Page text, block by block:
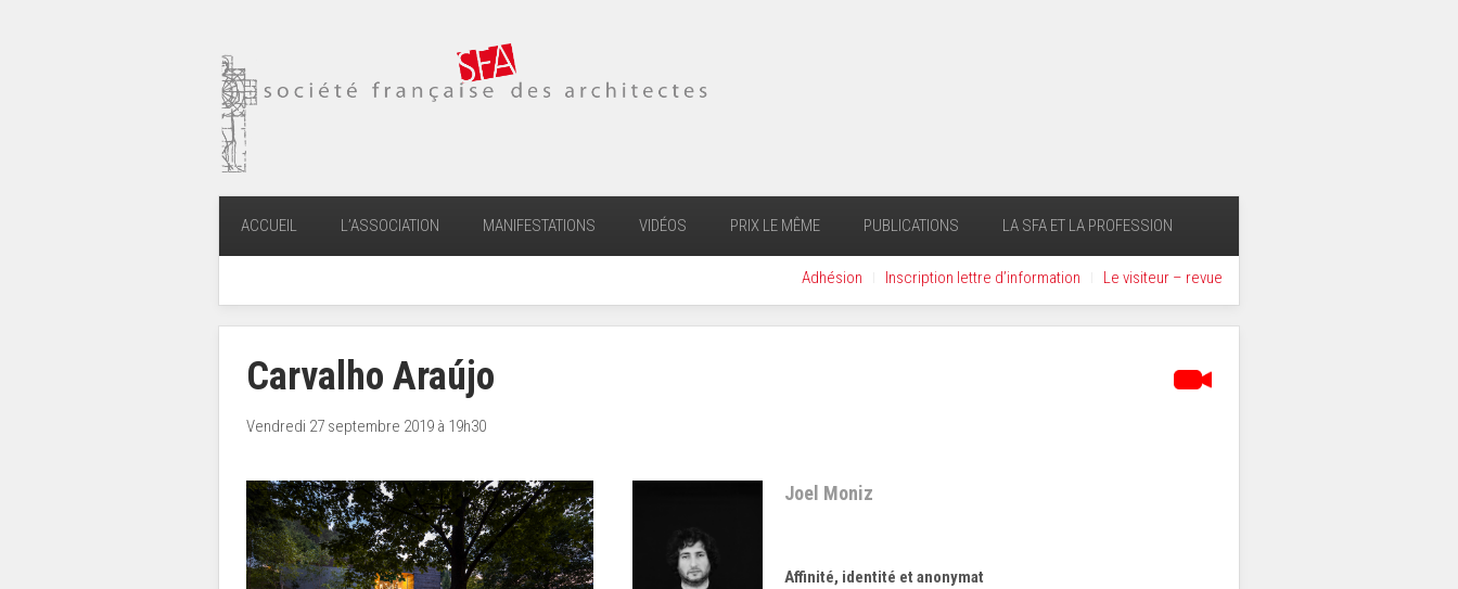
ACCUEIL L’ASSOCIATION MANIFESTATIONS VIDÉOS PRIX LE MÊME PUBLICATIONS LA SFA ET LA PROFESSION
Adhésion Inscription lettre d’information Le visiteur – revue
Carvalho Araújo
Vendredi 27 septembre 2019 à 19h30
Joel Moniz
Affinité, identité et anonymat